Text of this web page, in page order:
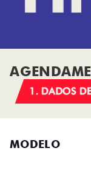
1. DADOS
MODELO